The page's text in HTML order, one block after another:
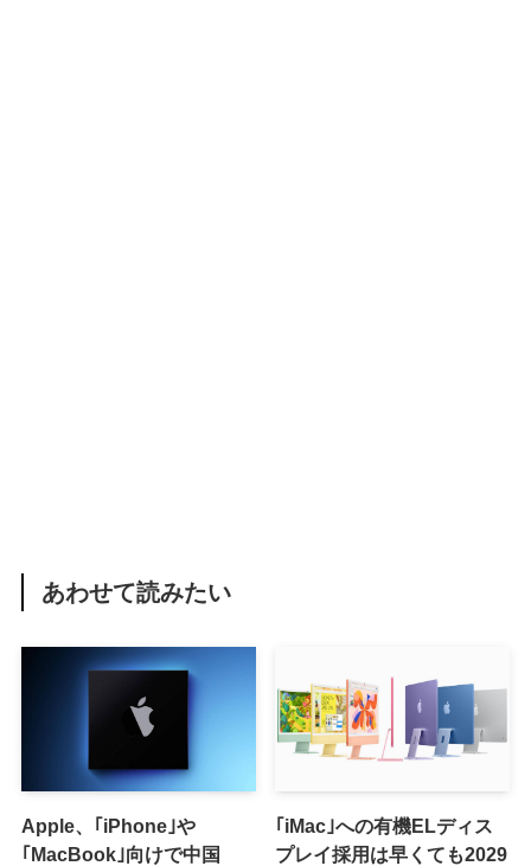
あわせて読みたい
Apple、｢iPhone｣や
｢MacBook｣向けで中国
｢iMac｣への有機ELディス
プレイ採用は早くても2029